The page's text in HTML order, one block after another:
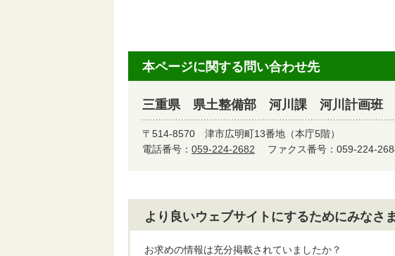
本ページに関する問い合わせ先
三重県 県土整備部 河川課 河川計画班
〒514-8570 津市広明町13番地（本庁5階）
電話番号： 059-224-2682 ファクス番号：059-224-
より良いウェブサイトにするためにみなさ
お求めの情報は充分掲載されていましたか？